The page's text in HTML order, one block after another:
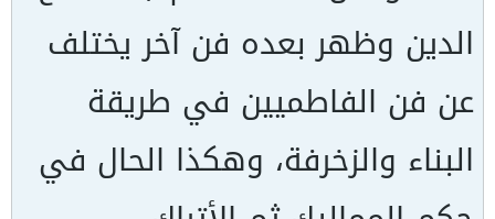
الدين وظهر بعده فن آخر يختلف
عن فن الفاطميين في طريقة
البناء والزخرفة، وهكذا الحال في